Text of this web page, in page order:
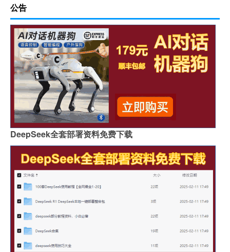
公告
DeepSeek全套部署资料免费下载